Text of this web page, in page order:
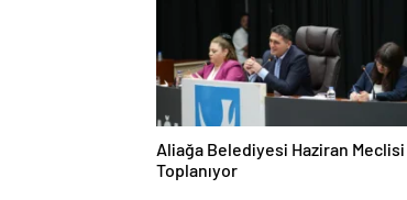
Aliağa Belediyesi Haziran Meclisi
Toplanıyor